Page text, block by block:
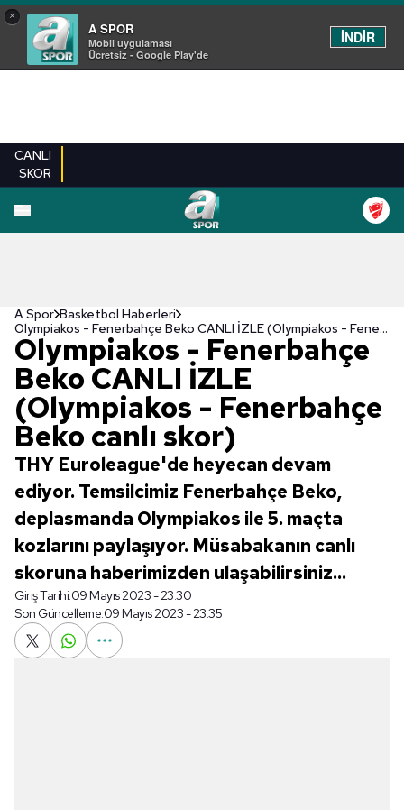
×
A SPOR
Mobil uygulaması
Ücretsiz - Google Play'de
İNDİR
CANLI
SKOR
A Spor Basketbol Haberleri
Olympiakos - Fenerbahçe Beko CANLI İZLE (Olympiakos - Fenerbahçe Beko canlı skor)
Olympiakos - Fenerbahçe
Beko CANLI İZLE
(Olympiakos - Fenerbahçe
Beko canlı skor)
THY Euroleague'de heyecan devam
ediyor. Temsilcimiz Fenerbahçe Beko,
deplasmanda Olympiakos ile 5. maçta
kozlarını paylaşıyor. Müsabakanın canlı
skoruna haberimizden ulaşabilirsiniz...
Giriş Tarihi:09 Mayıs 2023 - 23:30
Son Güncelleme:09 Mayıs 2023 - 23:35